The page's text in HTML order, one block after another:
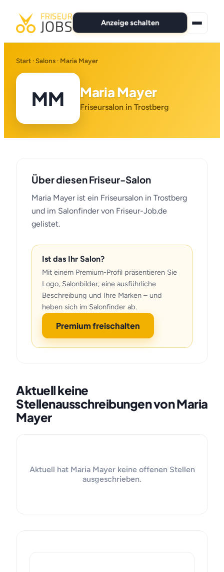
Anzeige schalten
Alle Jobs
Für Bewerber
Anzeige schalten
Start · Salons · Maria Mayer
MM Maria Mayer
Friseursalon in Trostberg
Über diesen Friseur-Salon
Maria Mayer ist ein Friseursalon in Trostberg
und im Salonfinder von Friseur-Job.de
gelistet.
Ist das Ihr Salon?
Mit einem Premium-Profil präsentieren Sie
Logo, Salonbilder, eine ausführliche
Beschreibung und Ihre Marken – und
heben sich im Salonfinder ab.
Premium freischalten
Aktuell keine
Stellenausschreibungen von Maria
Mayer
Aktuell hat Maria Mayer keine offenen Stellen
ausgeschrieben.